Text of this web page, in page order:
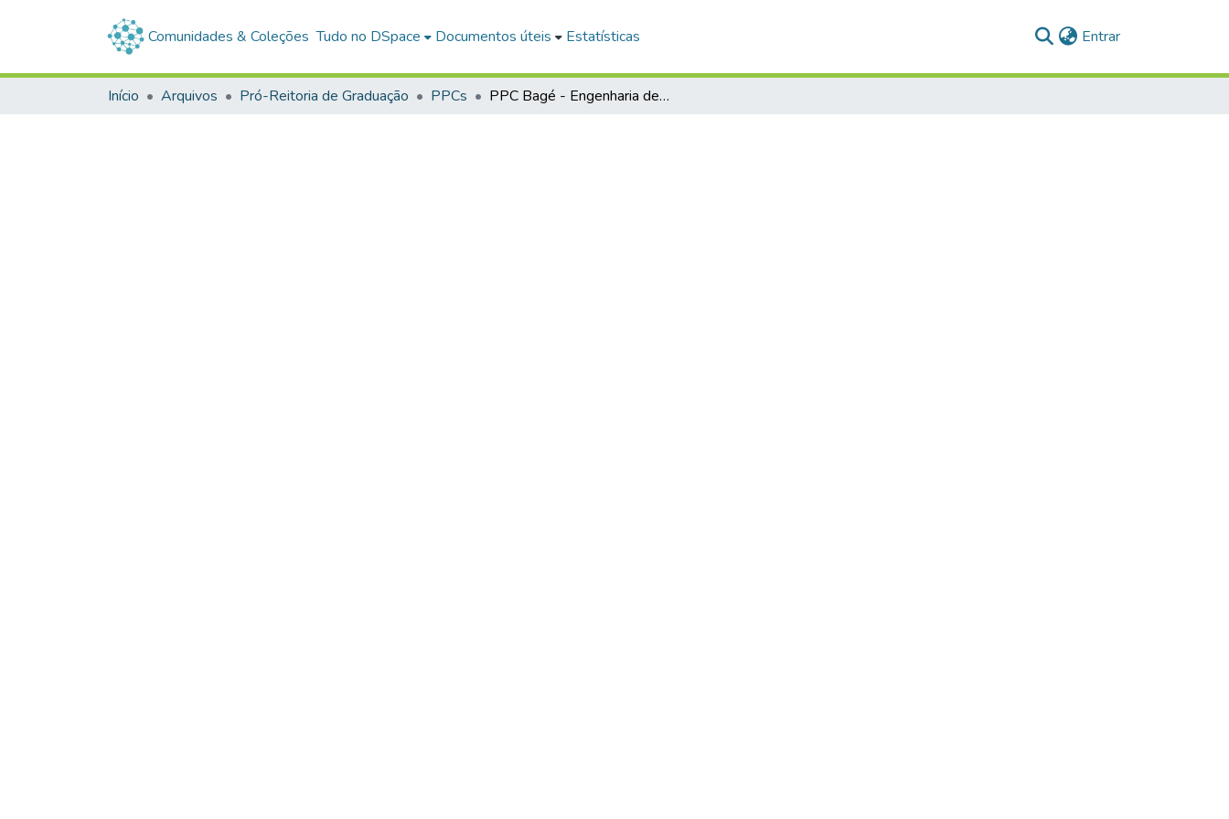
Comunidades & Coleções Tudo no DSpace Documentos úteis Estatísticas Entrar(current)
Início Arquivos Pró-Reitoria de Graduação PPCs PPC Bagé - Engenharia de Computação